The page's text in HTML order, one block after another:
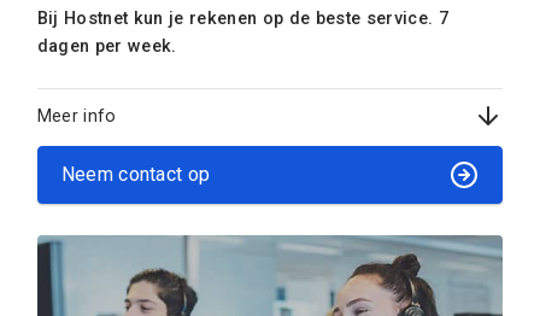
Bij Hostnet kun je rekenen op de beste service. 7
dagen per week.
Meer info
Neem contact op